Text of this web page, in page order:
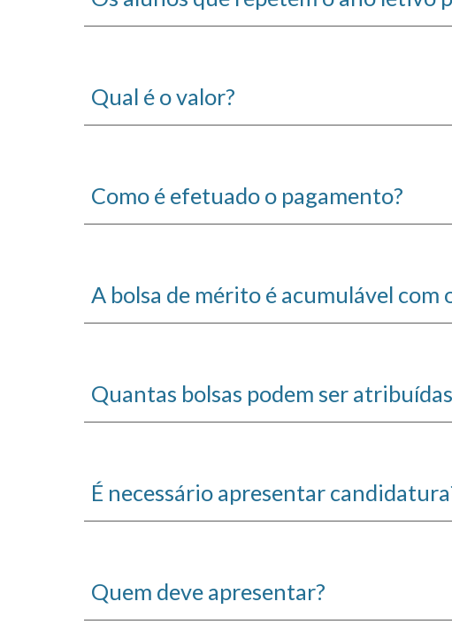
Qual é o valor?
Como é efetuado o pagamento?
A bolsa de mérito é acumulável com
Quantas bolsas podem ser
É necessário apresentar
Quem deve apresentar?